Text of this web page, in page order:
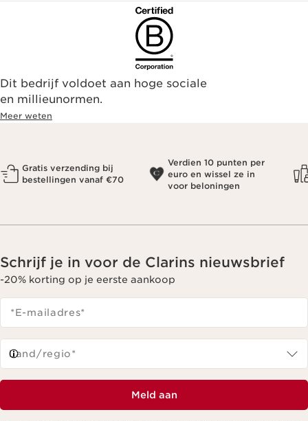
Dit bedrijf voldoet aan hoge sociale
en millieunormen.
Meer weten
Gratis verzending bij
bestellingen vanaf €70
Verdien 10 punten per
euro en wissel ze in
voor beloningen
Schrijf je in voor de Clarins nieuwsbrief
-20% korting op je eerste aankoop
*E-mailadres*
Land/regio*
Meld aan